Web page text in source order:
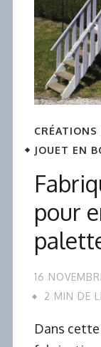
CRÉATIONS
JOUET EN
pour
16
2 MIN DE
Dans